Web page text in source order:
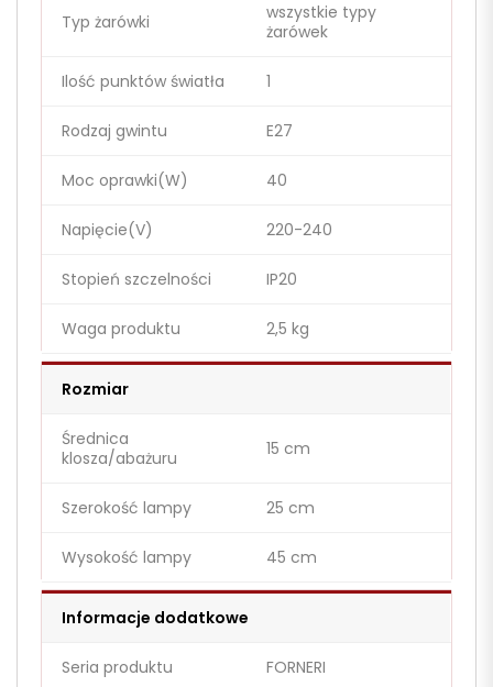
Typ żarówki
wszystkie typy
żarówek
Ilość punktów światła 1
Rodzaj gwintu E27
Moc oprawki(W) 40
Napięcie(V) 220-240
Stopień szczelności IP20
Waga produktu 2,5 kg
Rozmiar
Średnica
klosza/abażuru
15 cm
Szerokość lampy 25 cm
Wysokość lampy 45 cm
Informacje dodatkowe
Seria produktu FORNERI